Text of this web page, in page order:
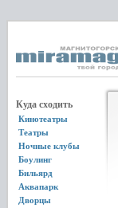
Куда сходить
Кинотеатры
Театры
Ночные клубы
Боулинг
Бильярд
Аквапарк
Дворцы